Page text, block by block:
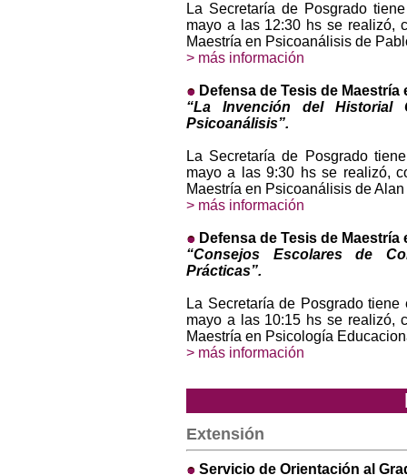
La Secretaría de Posgrado
mayo a las 12:30 hs se realizó,
Maestría en Psicoanálisis de
> más información
Defensa de Tesis de
“La Invención del Historial
Psicoanálisis”.
La Secretaría de Posgrado
mayo a las 9:30 hs se realizó,
Maestría en Psicoanálisis de
> más información
Defensa de Tesis de
“Consejos Escolares de
Prácticas”.
La Secretaría de Posgrado
mayo a las 10:15 hs se realizó,
Maestría en Psicología
> más información
Extensión
Servicio de Orientación al